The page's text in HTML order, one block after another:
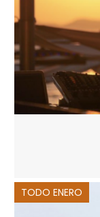
TODO ENERO